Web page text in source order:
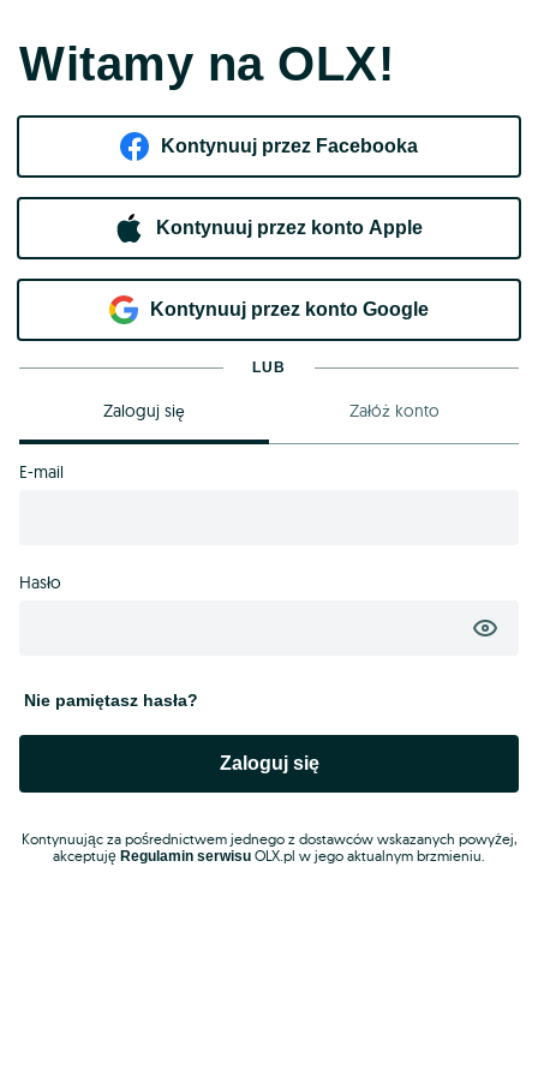
Witamy na OLX!
Kontynuuj przez Facebooka
Kontynuuj przez konto Apple
Kontynuuj przez konto Google
LUB
Zaloguj się Załóż konto
E-mail
Hasło
Nie pamiętasz hasła?
Zaloguj się
Kontynuując za pośrednictwem jednego z dostawców wskazanych powyżej,
akceptuję Regulamin serwisu OLX.pl w jego aktualnym brzmieniu.